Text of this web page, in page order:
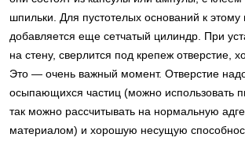
шпильки. Для пустотелых оснований к этому
добавляется еще сетчатый цилиндр. При
на стену, сверлится под крепеж отверстие,
Это — очень важный момент. Отверстие надо
осыпающихся частиц (можно использовать
так можно рассчитывать на нормальную
материалом) и хорошую несущую